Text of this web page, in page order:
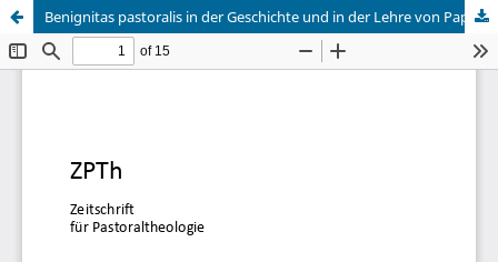
Benignitas pastoralis in der Geschichte und in der Lehre von Papst Franziskus